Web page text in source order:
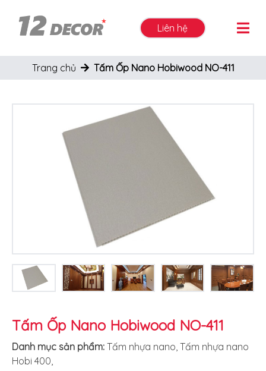
Liên hệ
Trang chủ Tấm Ốp Nano Hobiwood NO-411
Tấm Ốp Nano Hobiwood NO-411
Danh mục sản phẩm: Tấm nhựa nano Tấm nhựa nano
Hobi 400